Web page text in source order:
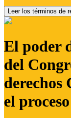
Leer los términos de
El poder
del
derechos
el